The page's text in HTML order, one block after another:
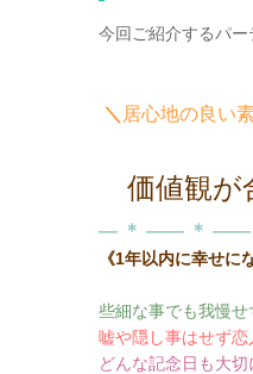
今回ご紹介するパー
＼ 居心地の良い
価値観が
― ＊ ―― ＊ ――
《1年以内に幸せ
些細な事でも我慢せ
嘘や隠し事はせず恋
どんな記念日も大切